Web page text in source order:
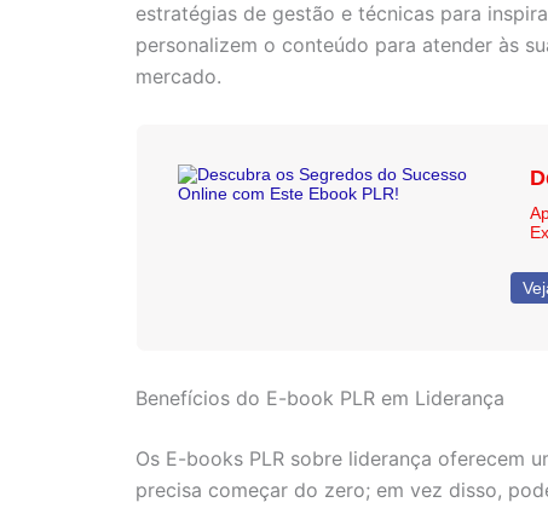
estratégias de gestão e técnicas para
personalizem o conteúdo para atender às
mercado.
Benefícios do E-book PLR em Liderança
Os E-books PLR sobre liderança oferecem
precisa começar do zero; em vez disso,